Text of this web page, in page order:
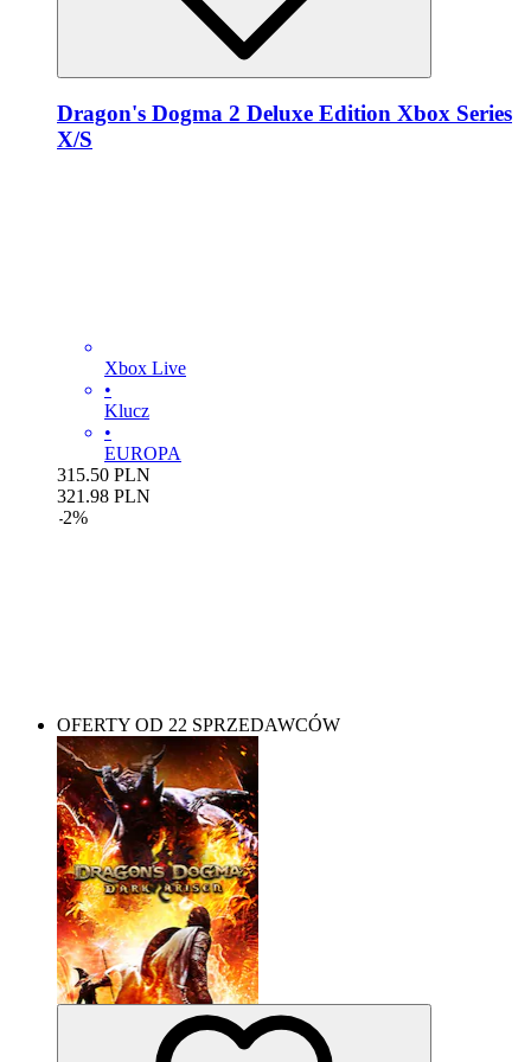
Dragon's Dogma 2 Deluxe Edition Xbox Series
X/S
Xbox Live
•
Klucz
•
EUROPA
315.50 PLN
321.98 PLN
-2%
OFERTY OD 22 SPRZEDAWCÓW